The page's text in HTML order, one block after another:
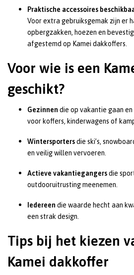
Praktische accessoires
Voor extra gebruiksgemak zijn er
opbergzakken, hoezen en
afgestemd op Kamei dakkoffers.
Voor wie is een
geschikt?
Gezinnen die op vakantie gaan
voor koffers, kinderwagens of
Wintersportersdie ski’s,
en veilig willen vervoeren.
Actieve vakantiegangersdie
outdooruitrusting meenemen.
Iedereen die waarde hecht aan
een strak design.
Tips bij het kiezen
Kamei dakkoffer